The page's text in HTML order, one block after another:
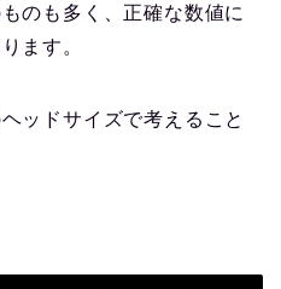
のも多く、正確な数値に
ます。
ッドサイズで考えること